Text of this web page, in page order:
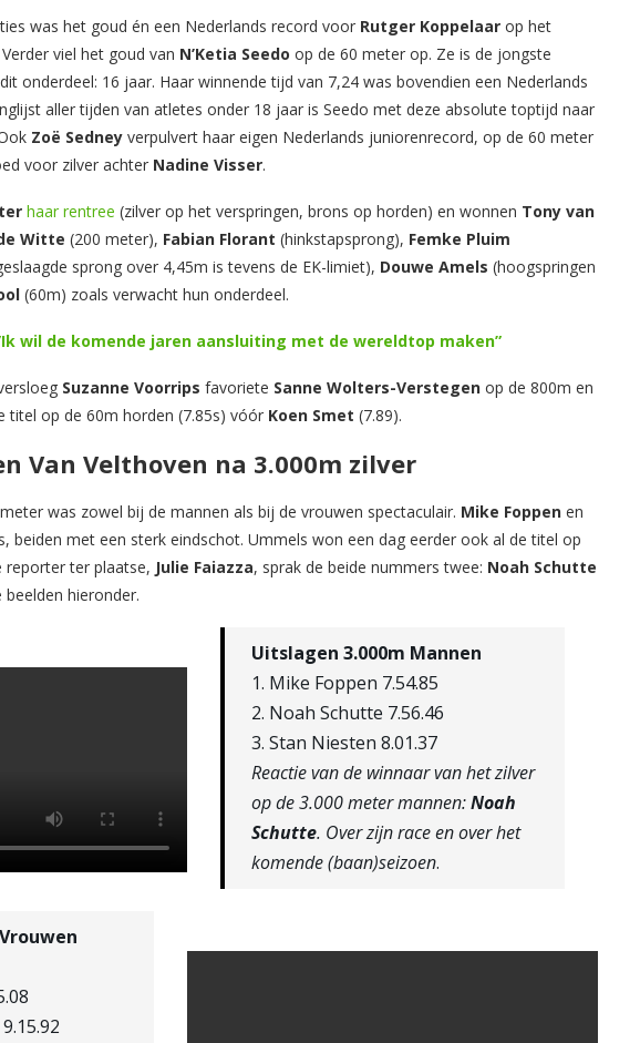
was het goud én een Nederlands record voor Rutger Koppelaar op het
viel het goud van N’Ketia Seedo op de 60 meter op. Ze is de jongste
onderdeel: 16 jaar. Haar winnende tijd van 7,24 was bovendien een Nederlands
aller tijden van atletes onder 18 jaar is Seedo met deze absolute toptijd naar
Zoë Sedney verpulvert haar eigen Nederlands juniorenrecord, op de 60 meter
voor zilver achter Nadine Visser.
haar rentree (zilver op het verspringen, brons op horden) en wonnen Tony van
Witte (200 meter), Fabian Florant (hinkstapsprong), Femke Pluim
sprong over 4,45m is tevens de EK-limiet), Douwe Amels (hoogspringen
(60m) zoals verwacht hun onderdeel.
wil de komende jaren aansluiting met de wereldtop maken”
Suzanne Voorrips favoriete Sanne Wolters-Verstegen op de 800m en
titel op de 60m horden (7.85s) vóór Koen Smet (7.89).
Van Velthoven na 3.000m zilver
was zowel bij de mannen als bij de vrouwen spectaculair. Mike Foppen en
beiden met een sterk eindschot. Ummels won een dag eerder ook al de titel op
reporter ter plaatse, Julie Faiazza, sprak de beide nummers twee: Noah Schutte
beelden hieronder.
Uitslagen 3.000m Mannen
1. Mike Foppen 7.54.85
2. Noah Schutte 7.56.46
3. Stan Niesten 8.01.37
Reactie van de winnaar van het zilver
op de 3.000 meter mannen:Noah
Schutte. Over zijn race en over het
komende (baan)seizoen.